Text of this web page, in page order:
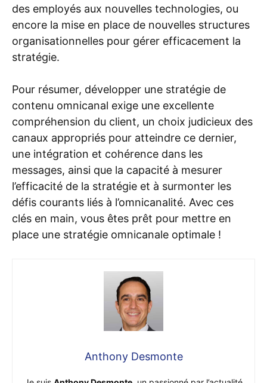
des employés aux nouvelles technologies, ou
encore la mise en place de nouvelles structures
organisationnelles pour gérer efficacement la
stratégie.
Pour résumer, développer une stratégie de
contenu omnicanal exige une excellente
compréhension du client, un choix judicieux des
canaux appropriés pour atteindre ce dernier,
une intégration et cohérence dans les
messages, ainsi que la capacité à mesurer
l’efficacité de la stratégie et à surmonter les
défis courants liés à l’omnicanalité. Avec ces
clés en main, vous êtes prêt pour mettre en
place une stratégie omnicanale optimale !
Anthony Desmonte